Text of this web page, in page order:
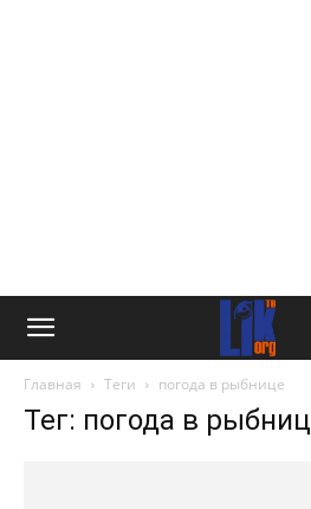
Главная Теги погода в рыбнице
Тег: погода в